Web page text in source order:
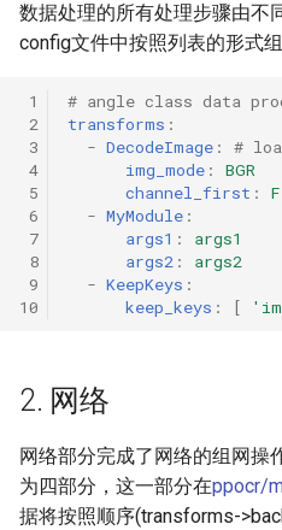
数据处理的所有处理步骤由不
config文件中按照列表的形式
1
2
3
4
5
6
7
8
9
10
# angle class data
transforms :
- DecodeImage :
#
img_mode :
BGR
channel_first :
- MyModule :
args1 :
args1
args2 :
args2
- KeepKeys :
keep_keys : [
2. 网络
网络部分完成了网络的组网操
为四部分，这一部分在ppocr/
据将按照顺序(transforms-